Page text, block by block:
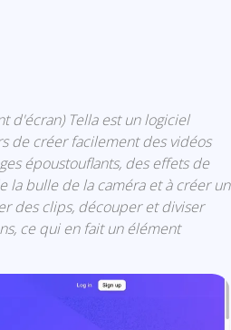
d'écran) Tella est un logiciel
de créer facilement des vidéos
époustouflants, des effets de
la bulle de la caméra et à créer un
des clips, découper et diviser
ce qui en fait un élément